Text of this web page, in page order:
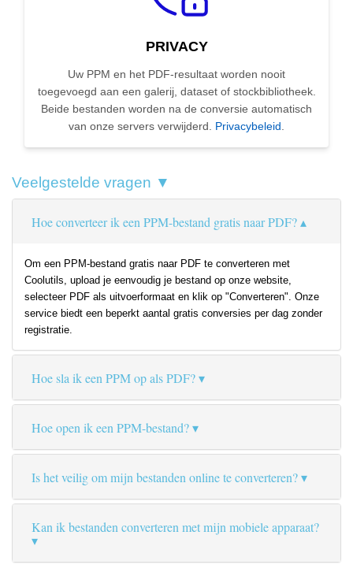
PRIVACY
Uw PPM en het PDF-resultaat worden nooit
toegevoegd aan een galerij, dataset of stockbibliotheek.
Beide bestanden worden na de conversie automatisch
van onze servers verwijderd. Privacybeleid.
Veelgestelde vragen ▼
Hoe converteer ik een PPM-bestand gratis naar PDF?
Om een PPM-bestand gratis naar PDF te converteren met
Coolutils, upload je eenvoudig je bestand op onze website,
selecteer PDF als uitvoerformaat en klik op "Converteren". Onze
service biedt een beperkt aantal gratis conversies per dag zonder
registratie.
Hoe sla ik een PPM op als PDF?
Hoe open ik een PPM-bestand?
Is het veilig om mijn bestanden online te converteren?
Kan ik bestanden converteren met mijn mobiele apparaat?